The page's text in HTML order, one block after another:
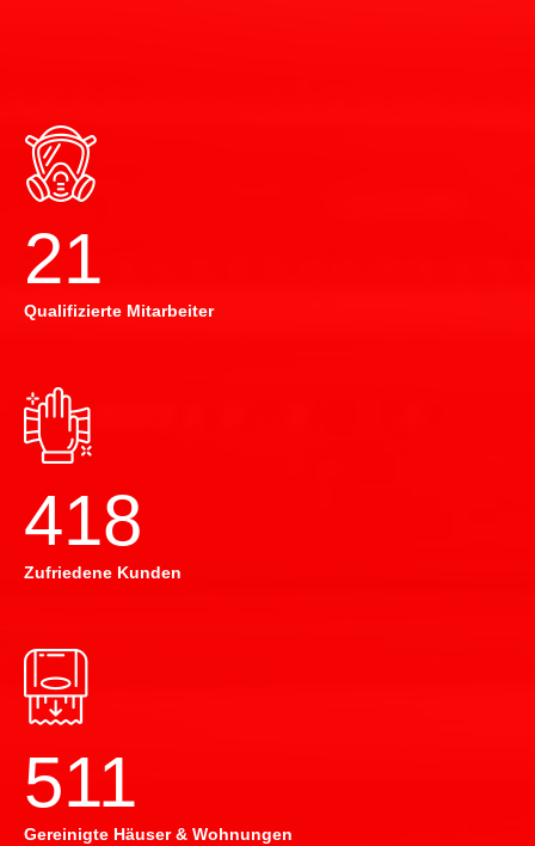
22
Qualifizierte Mitarbeiter
420
Zufriedene Kunden
514
Gereinigte Häuser & Wohnungen